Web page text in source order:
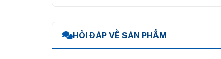
HỎI ĐÁP VỀ SẢN PHẨM